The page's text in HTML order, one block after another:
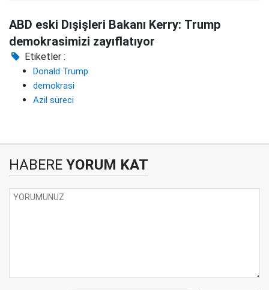
ABD eski Dışişleri Bakanı Kerry: Trump
demokrasimizi zayıflatıyor
Etiketler :
Donald Trump
demokrasi
Azil süreci
HABERE YORUM KAT